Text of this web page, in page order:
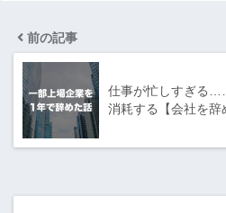
前の記事
仕事が忙しすぎる
消耗する【会社を辞